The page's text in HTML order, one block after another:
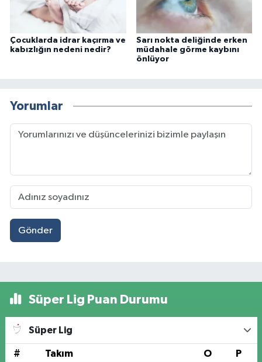
Çocuklarda idrar kaçırma ve
kabızlığın nedeni nedir?
Sarı nokta deliğinde erken
müdahale görme kaybını
önlüyor
Yorumlar
Gönder
Süper Lig Puan Durumu
Süper Lig
# Takım O P